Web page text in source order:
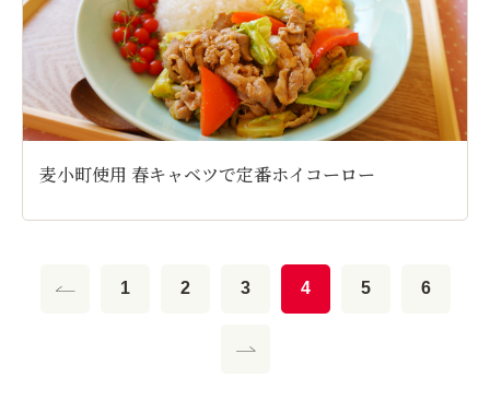
麦小町使用 春キャベツで定番ホイコーロー
1 2 3 4 5 6